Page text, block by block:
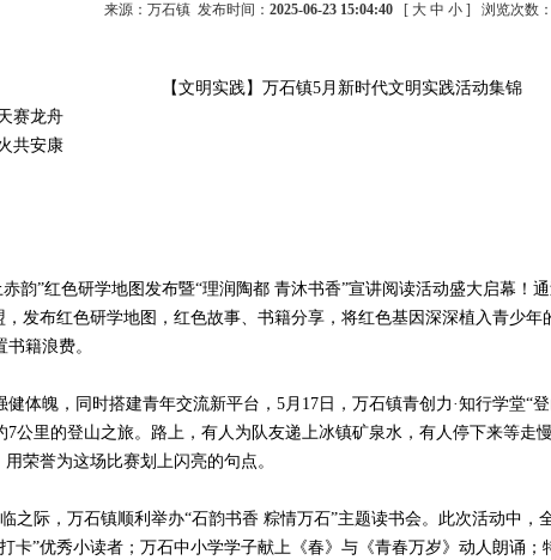
来源：万石镇 发布时间： 2025-06-23 15:04:40 [ 大 中 小 ] 浏览次数：
【文明实践】万石镇5月新时代文明实践活动集锦
赛龙舟
共安康
”红色研学地图发布暨“理润陶都 青沐书香”宣讲阅读活动盛大启幕！
，发布红色研学地图，红色故事、书籍分享，将红色基因深深植入青少
籍浪费。
魄，同时搭建青年交流新平台，5月17日，万石镇青创力·知行学堂“
7公里的登山之旅。路上，有人为队友递上冰镇矿泉水，有人停下来等走
荣誉为这场比赛划上闪亮的句点。
际，万石镇顺利举办“石韵书香 粽情万石”主题读书会。此次活动中，
卡”优秀小读者；万石中小学学子献上《春》与《青春万岁》动人朗诵